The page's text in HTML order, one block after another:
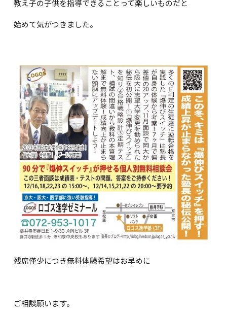
教え子の子供を指導できることって楽しいものだと
始めて気がつきました。
残席僅少につき無料体験希望はお早めに
ご相談願います。